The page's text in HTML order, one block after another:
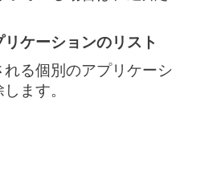
ケーションのリスト
る個別のアプリケーシ
ます。